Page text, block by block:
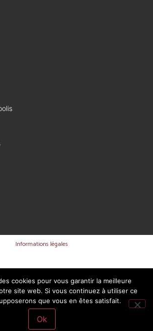
Informations légales
Dernière mise à jour 02/04/2026
cookies pour vous garantir la meilleure
site web. Si vous continuez à utiliser ce
que vous en êtes satisfait.
Ok